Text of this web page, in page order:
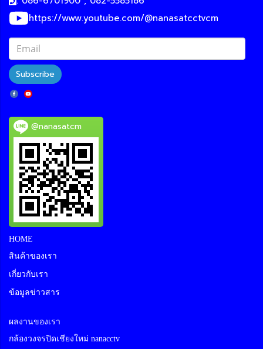
https://www.youtube.com/@nanasatcctvcm
Subscribe
@nanasatcm
HOME
สินค้าของเรา
เกี่ยวกับเรา
ข้อมูลข่าวสาร
ผลงานของเรา
กล้องวงจรปิดเชียงใหม่ nanacctv